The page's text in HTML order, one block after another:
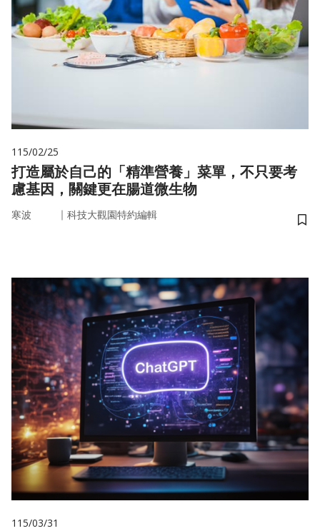
115/02/25
打造屬於自己的「精準營養」菜單，不只要考
慮基因，關鍵更在腸道微生物
寒波 ｜ 科技大觀園特約編輯
儲
115/03/31